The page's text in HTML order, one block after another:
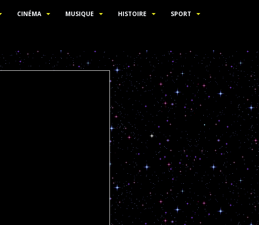
CINÉMA MUSIQUE HISTOIRE SPORT